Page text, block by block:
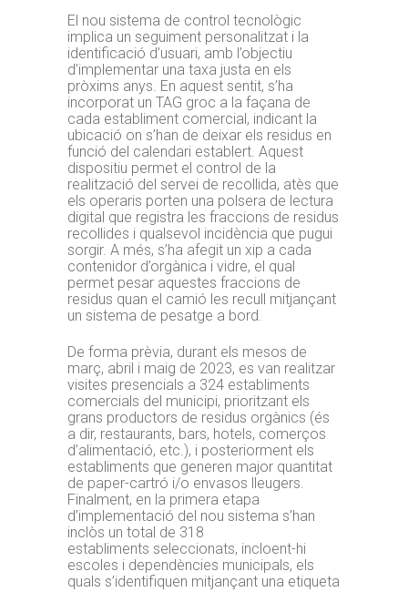
El nou sistema de control tecnològic
implica un seguiment personalitzat i la
identificació d’usuari, amb l’objectiu
d’implementar una taxa justa en els
pròxims anys. En aquest sentit, s’ha
incorporat un TAG groc a la façana de
cada establiment comercial, indicant la
ubicació on s’han de deixar els residus en
funció del calendari establert. Aquest
dispositiu permet el control de la
realització del servei de recollida, atès que
els operaris porten una polsera de lectura
digital que registra les fraccions de residus
recollides i qualsevol incidència que pugui
sorgir. A més, s’ha afegit un xip a cada
contenidor d’orgànica i vidre, el qual
permet pesar aquestes fraccions de
residus quan el camió les recull mitjançant
un sistema de pesatge a bord.
De forma prèvia, durant els mesos de
març, abril i maig de 2023, es van realitzar
visites presencials a 324 establiments
comercials del municipi, prioritzant els
grans productors de residus orgànics (és
a dir, restaurants, bars, hotels, comerços
d’alimentació, etc.), i posteriorment els
establiments que generen major quantitat
de paper-cartró i/o envasos lleugers.
Finalment, en la primera etapa
d’implementació del nou sistema s’han
inclòs un total de 318
establiments seleccionats, incloent-hi
escoles i dependències municipals, els
quals s’identifiquen mitjançant una etiqueta